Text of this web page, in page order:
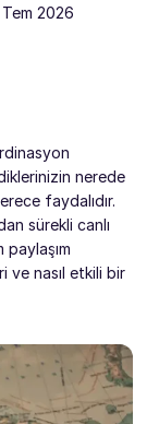
2026
nerede
faydalıdır.
sürekli canlı
ve nasıl etkili bir